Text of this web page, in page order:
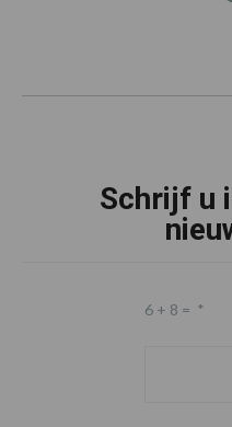
Schrijf u
6 + 8 = *